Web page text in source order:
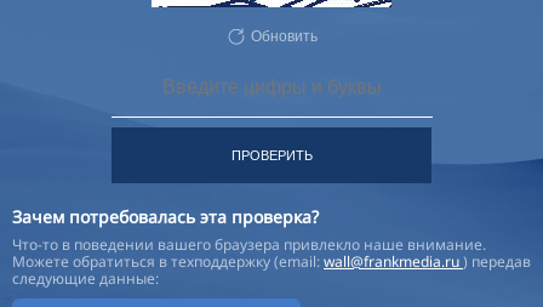
Обновить
ПРОВЕРИТЬ
Зачем потребовалась эта проверка?
Что-то в поведении вашего браузера привлекло наше внимание.
Можете обратиться в техподдержку (email:wall@frankmedia.ru) передав
следующие данные: